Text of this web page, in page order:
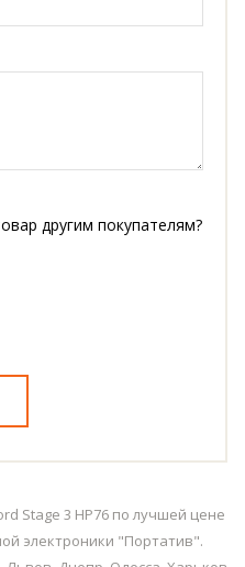
другим покупателям?
Stage 3 HP76 по лучшей цене
электроники "Портатив".